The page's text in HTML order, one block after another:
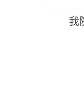
我